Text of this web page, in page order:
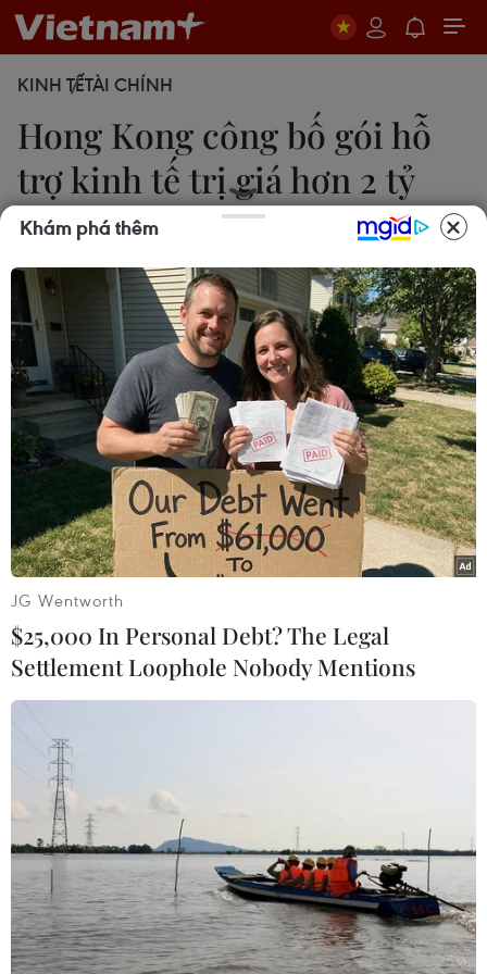
KINH TẾTÀI CHÍNH
Hong Kong công bố gói hỗ
trợ kinh tế trị giá hơn 2 tỷ
USD
15/08/2019 14:27
Kế hoạch hỗ trợ được công bố sau khi chính quyền
Hong Kong hạ dự báo tăng trưởng GDP năm 2019
của đặc khu này từ mức ban đầu 2-3% xuống còn
0-1%.
Hành khách tại sân bay quốc tế Hong Kong ngày 14/8. (Ảnh:
Theo Reuters, ngày 15/8, chính quyền Đặc khu
hành chính Hong Kong đã công bố gói hỗ trợ
kinh tế trị giá hơn 19 tỷ HKD (2,44 tỷ USD),
trong bối cảnh các cuộc biểu tình chính trị và
Khám phá thêm
JG Wentworth
$25,000 In Personal Debt? The Legal
Settlement Loophole Nobody Mentions